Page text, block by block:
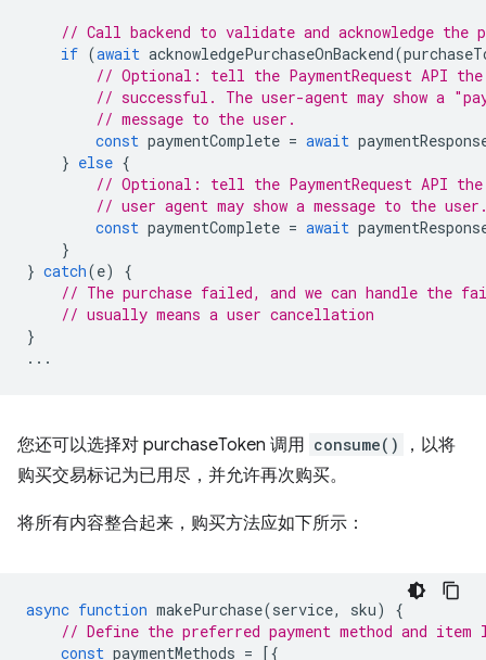
// Call backend to validate and acknowledge the
if (await acknowledgePurchaseOnBackend(
// Optional: tell the PaymentRequest API
// successful. The user-agent may show a
// message to the user.
const paymentComplete = await
} else {
// Optional: tell the PaymentRequest API
// user agent may show a message to the
const paymentComplete = await
}
} catch(e)
{
// The purchase failed, and we can handle the
// usually means a user cancellation
}
...
您还可以选择对 purchaseToken 调用 consume()
，以将
购买交易标记为已用尽，并允许再次购买。
将所有内容整合起来，购买方法应如下所示：
async function makePurchase(service, sku)
{
// Define the preferred payment method and item
const paymentMethods = [{